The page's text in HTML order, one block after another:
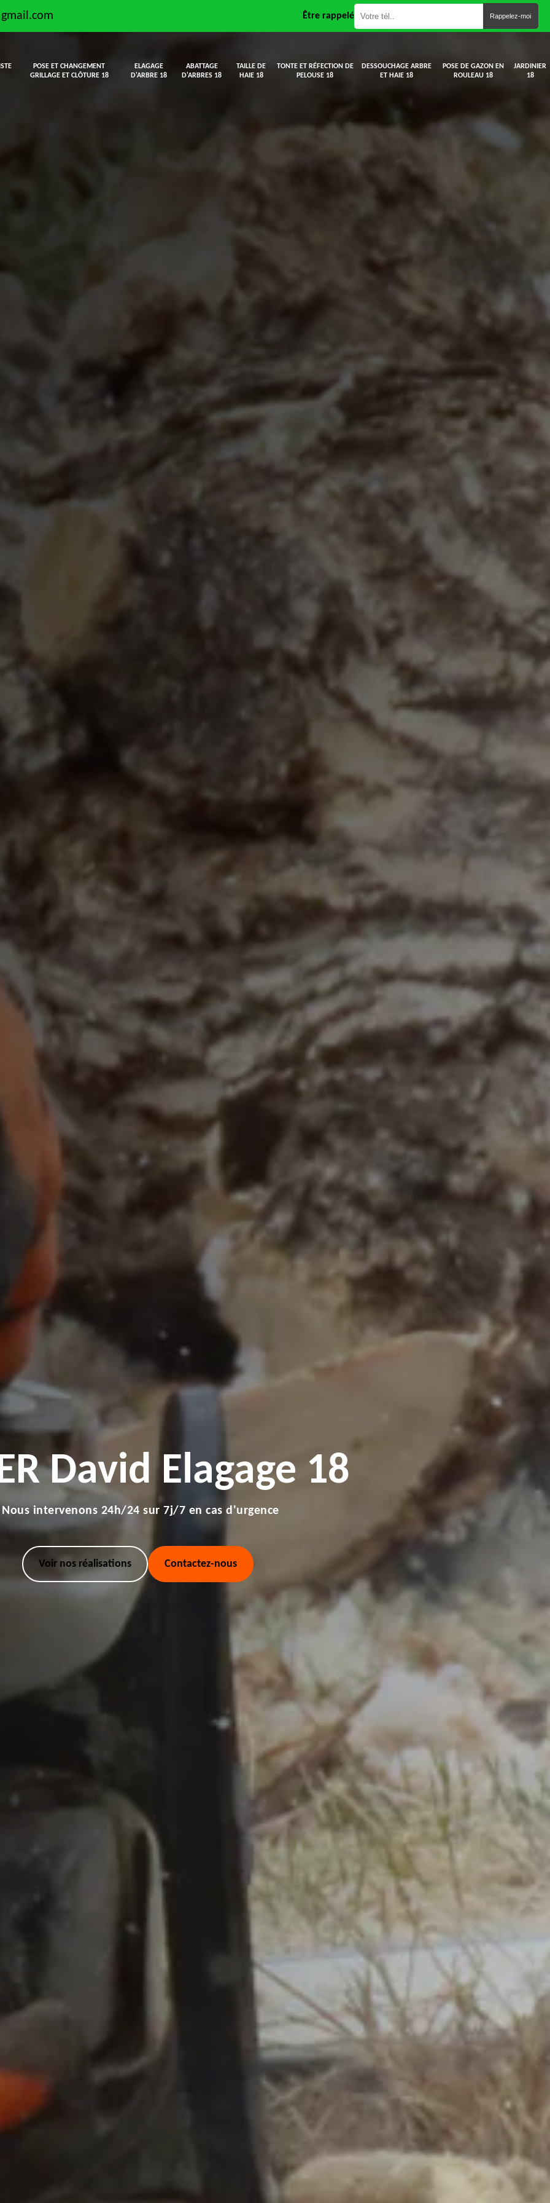
Être rappelé
POSE ET CHANGEMENT
GRILLAGE ET CLÔTURE 18
ELAGAGE
D'ARBRE 18
ABATTAGE
D'ARBRES 18
TAILLE DE
HAIE 18
TONTE ET RÉFECTION DE
PELOUSE 18
DESSOUCHAGE ARBRE
ET HAIE 18
POSE DE GAZON EN
ROULEAU 18
JARDINIER
18
David Elagage 18
Nous intervenons 24h/24 sur 7j/7 en cas d'urgence
Voir nos réalisations Contactez-nous